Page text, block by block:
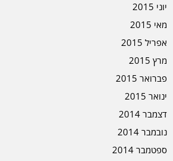
יוני 2015
מאי 2015
אפריל 2015
מרץ 2015
פברואר 2015
ינואר 2015
דצמבר 2014
נובמבר 2014
ספטמבר 2014